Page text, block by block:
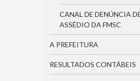
CANAL DE DENÚNCIA
ASSÉDIO DA FMSC
A PREFEITURA
RESULTADOS CONTÁBEIS